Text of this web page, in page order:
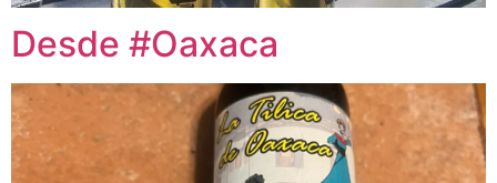
Desde #Oaxaca